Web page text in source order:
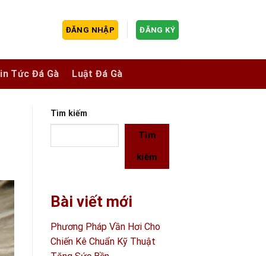
ĐĂNG NHẬP ĐĂNG KÝ
Tức Đá Gà Luật Đá Gà
Tìm kiếm
Tìm
kiếm
Bài viết mới
Phương Pháp Vần Hơi Cho
Chiến Kê Chuẩn Kỹ Thuật